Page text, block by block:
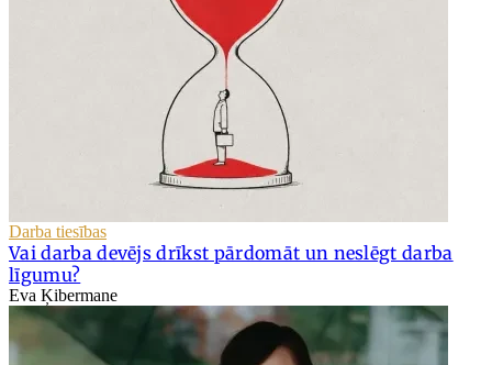
Darba tiesības
Vai darba devējs drīkst pārdomāt un neslēgt darba
līgumu?
Eva Ķibermane